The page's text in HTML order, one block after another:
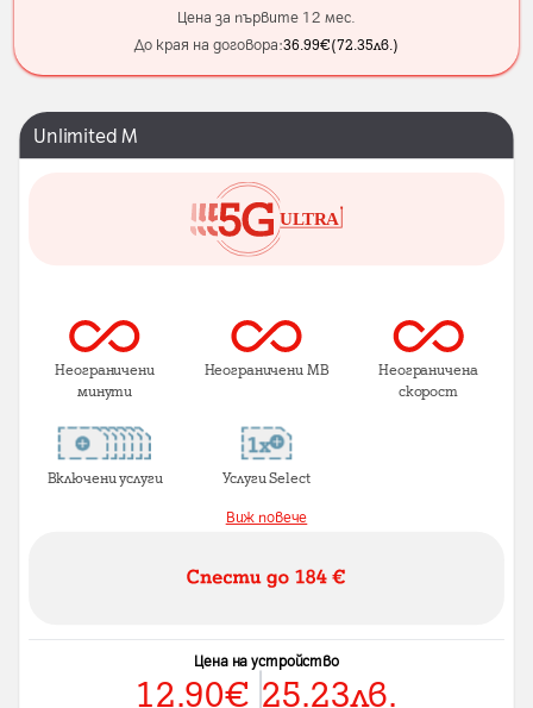
Цена за първите 12 мес.
До края на договора:36.99€(72.35лв. )
Unlimited M
Неограничени
минути
Неограничени MB Неограничена
скорост
Включени услуги Услуги Select
Виж повече
Цена на устройство
12.90€ 25.23лв.